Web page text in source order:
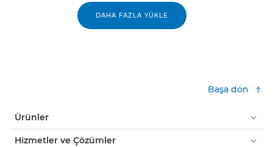
DAHA FAZLA YÜKLE
Başa dön
Ürünler
Hizmetler ve Çözümler